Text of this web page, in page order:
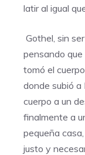
latir al igual
Gothel, sin
pensando
tomó el
donde subió a
cuerpo a un
finalmente a
pequeña
justo y